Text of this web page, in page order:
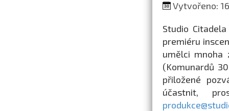
Vytvořeno:
Studio
premiéru
umělci mnoha
(Komunardů
přiložené
účastnit,